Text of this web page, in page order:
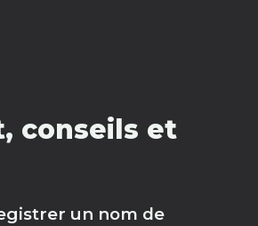
conseils et
un nom de